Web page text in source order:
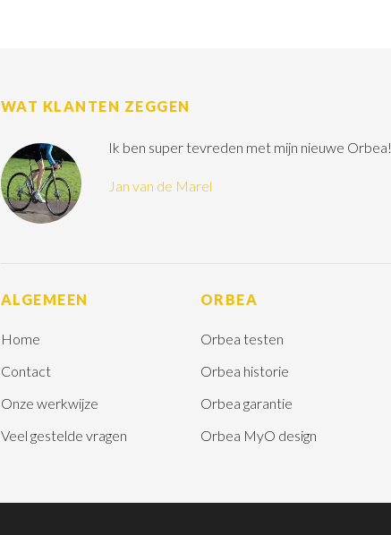
WAT KLANTEN ZEGGEN
Ik ben super tevreden met mijn nieuwe Orbea!
Jan van de Marel
ALGEMEEN
Home
Contact
Onze werkwijze
Veel gestelde vragen
ORBEA
Orbea testen
Orbea historie
Orbea garantie
Orbea MyO design